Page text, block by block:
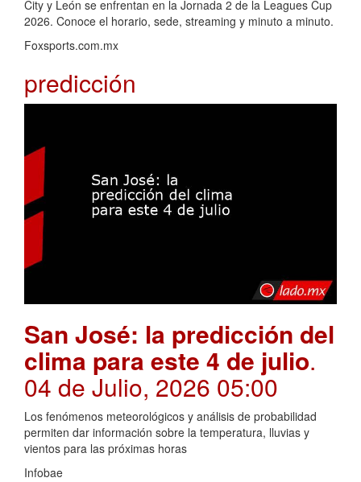
City y León se enfrentan en la Jornada 2 de la Leagues Cup
2026. Conoce el horario, sede, streaming y minuto a minuto.
Foxsports.com.mx
predicción
San José: la predicción del
clima para este 4 de julio.
04 de Julio, 2026 05:00
Los fenómenos meteorológicos y análisis de probabilidad
permiten dar información sobre la temperatura, lluvias y
vientos para las próximas horas
Infobae